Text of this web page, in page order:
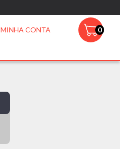
MINHA CONTA 0